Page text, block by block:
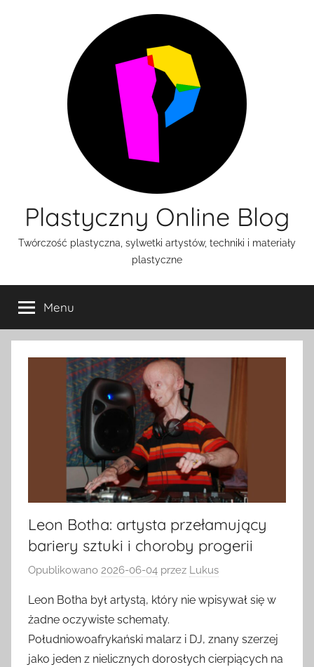
Plastyczny Online Blog
Twórczość plastyczna, sylwetki artystów, techniki i materiały
plastyczne
Menu
Leon Botha: artysta przełamujący
bariery sztuki i choroby progerii
Opublikowano 2026-06-04 przez Lukus
Leon Botha był artystą, który nie wpisywał się w
żadne oczywiste schematy.
Południowoafrykański malarz i DJ, znany szerzej
jako jeden z nielicznych dorosłych cierpiących na